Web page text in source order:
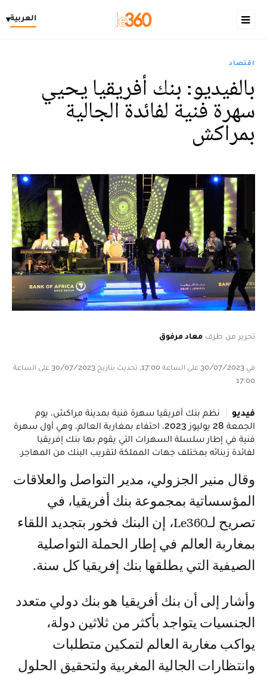
العربية▾
اقتصاد
بالفيديو: بنك أفريقيا يحيي
سهرة فنية لفائدة الجالية
بمراكش
تحرير من طرف معاد مرفوق
في 30/07/2023 على الساعة 17:00, تحديث بتاريخ 30/07/2023 على الساعة
17:00
فيديو
نظم بنك أفريقيا سهرة فنية بمدينة مراكش، يوم
الجمعة 28 يوليوز 2023، احتفاء بمغاربة العالم، وهي أول سهرة
فنية في إطار سلسلة السهرات التي يقوم بها بنك إفريقيا
لفائدة زبنائه بمختلف جهات المملكة لتقريب البنك من المهاجر.
وقال منير الجزولي، مدير التواصل والعلاقات
المؤسساتية بمجموعة بنك أفريقيا، في
تصريح لـLe360، إن البنك فخور بتجديد اللقاء
بمغاربة العالم في إطار الحملة التواصلية
الصيفية التي يطلقها بنك إفريقيا كل سنة.
وأشار إلى أن بنك أفريقيا هو بنك دولي متعدد
الجنسيات يتواجد بأكثر من ثلاثين دولة،
يواكب مغاربة العالم لتمكين متطلبات
وانتظارات الجالية المغربية ولتحقيق الحلول